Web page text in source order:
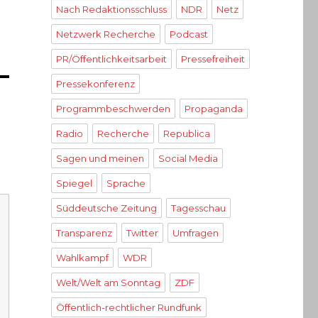
Nach Redaktionsschluss NDR Netz
Netzwerk Recherche Podcast
PR/Öffentlichkeitsarbeit Pressefreiheit
Pressekonferenz
Programmbeschwerden Propaganda
Radio Recherche Republica
Sagen und meinen Social Media
Spiegel Sprache
Süddeutsche Zeitung Tagesschau
Transparenz Twitter Umfragen
Wahlkampf WDR
Welt/Welt am Sonntag ZDF
Öffentlich-rechtlicher Rundfunk